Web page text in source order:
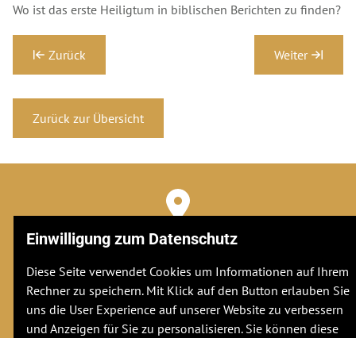
Wo ist das erste Heiligtum in biblischen Berichten zu finden?
Zurück Weiter
Zurück zur Übersicht
Adresse
70736 Fellbach
Kontakt
Einwilligung zum Datenschutz
Diese Seite verwendet Cookies um Informationen auf Ihrem
Rechner zu speichern. Mit Klick auf den Button erlauben Sie
uns die User Experience auf unserer Website zu verbessern
und Anzeigen für Sie zu personalisieren. Sie können diese